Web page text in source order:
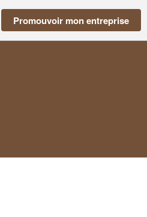
Promouvoir mon entreprise